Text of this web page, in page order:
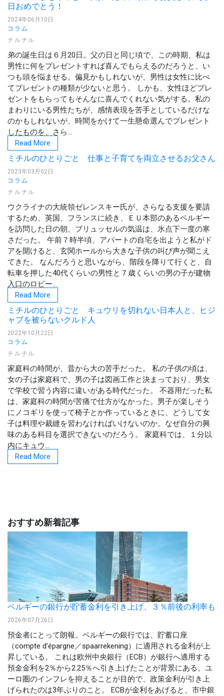
日おめでとう！
2024年06月10日
コラム
チルチル
弟の誕生日は６月20日。父の日と同じ頃で、この時期、私は
男性に何をプレゼントすれば喜んでもらえるのだろうと、い
つも頭を悩ませる。偏見かもしれないが、男性は女性に比べ
てプレゼントの種類が少ないと思う。 しかも、女性ほどプレ
ゼントをもらってもそんなに喜んでくれない気がする。私の
まわりにいる男性たちが、感情表現を苦手としているだけな
のかもしれないが、時間をかけて一生懸命選んでプレゼント
したものを、さら...
Read More
ミチルのひとりごと 仕事と子育てを両立させるお父さん
2023年03月02日
コラム
チルチル
ウクライナの大統領ゼレンスキー氏が、さらなる支援を要請
するため、英国、フランスに続き、ＥＵ本部のあるベルギー
を訪問した日の朝、ブリュッセルの気温は、氷点下一度の寒
さだった。 午前７時半頃、アパートの自宅を出ようと私がド
アを開けると、玄関ホールから大きな子供の叫び声が聞こえ
てきた。 なんだろうと思いながら、階段を降りて行くと、自
転車を押した40代くらいの男性と７歳くらいの男の子が建物
入口のロビー...
Read More
ミチルのひとりごと キュウリを切れない日本人と、ヒジ
ャブを被らないクルド人
2022年10月22日
コラム
チルチル
家庭科の時間が、昔から大の苦手だった。 私の子供の頃は、
女の子は家庭科で、男の子は図画工作と決まっており、男女
で学校で習う内容に違いがある時代だった。 不器用だった私
は、家庭科の時間が苦痛で仕方がなかった。男子が楽しそう
にノコギリを使って椅子とか作っているときに、どうして女
子は料理や裁縫を習わなければいけないのか。なぜ自分の興
味のある科目を選択できないのだろう。 家庭科では、１分以
内にキュウ...
Read More
おすすめ新着記事
ベルギーの銀行が貯蓄金利を引き上げ、３％前後の利率も
2026年07月26日
預金者にとって朗報。ベルギーの銀行では、貯蓄口座
（compte d'épargne／spaarrekening）に適用される金利が上
昇している。 これは欧州中央銀行（ECB）が銀行へ適用する
預金金利を2％から2.25％へ引き上げたことが背景にある。ユ
ーロ圏のインフレを抑えることが目的で、政策金利が引き上
げられたのは3年ぶりのこと。 ECBが金利をあげると、市中銀